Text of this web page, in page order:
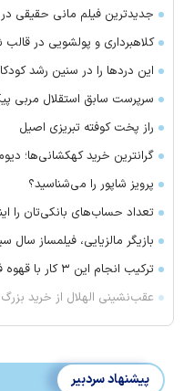
جدیدترین فیلم مانی حقیقی
کلاهبرداری و پولشویی در
این درد‌ها را در سنین رشد
سرپرست سابق استقلال مربی
راز پخت کوفته تبریزی اصیل
گرانترین خرید کهکشانی‌ها؛
پرویز شاپور را می‌شناسید؟
تعداد حساب‌های بانکی‌تان را
بازیگر مالزیایی، فیلمساز
ترکیب انجام این ۳ کار با قهوه فشار زیادی به قلب وارد می‌کند
عقب‌نشینی الهلال از خرید
پیشنهاد سردبیر